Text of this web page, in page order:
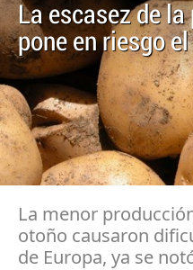
La escasez de
pone en riesgo
La menor
otoño causaron
de Europa, ya se